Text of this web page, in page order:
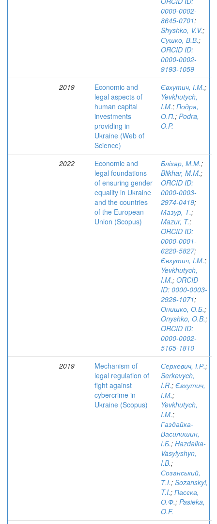
0000-0002-
8645-0701;
Shyshko, V.V.;
Сушко, В.В.;
ORCID ID:
0000-0002-
9193-1059
2019
Economic and
legal aspects of
human capital
investments
providing in
Ukraine (Web of
Science)
Євхутич, І.М.;
Yevkhutych,
I.M.; Подра,
О.П.; Podra,
O.P.
2022
Economic and
legal foundations
of ensuring gender
equality in Ukraine
and the countries
of the European
Union (Scopus)
Бліхар, М.М.;
Blikhar, M.M.;
ORCID ID:
0000-0003-
2974-0419;
Мазур, Т.;
Mazur, T.;
ORCID ID:
0000-0001-
6220-5827;
Євхутич, І.М.;
Yevkhutych,
I.M.; ORCID
ID: 0000-0003-
2926-1071;
Онишко, О.Б.;
Onyshko, O.B.;
ORCID ID:
0000-0002-
5165-1810
2019
Mechanism of
legal regulation of
fight against
cybercrime in
Ukraine (Scopus)
Серкевич, І.Р.;
Serkevych,
I.R.; Євхутич,
І.М.;
Yevkhutych,
I.M.;
Газдайка-
Василишин,
І.Б.; Hazdaika-
Vasylyshyn,
I.B.;
Созанський,
Т.І.; Sozanskyi,
T.I.; Пасєка,
О.Ф.; Pasieka,
O.F.